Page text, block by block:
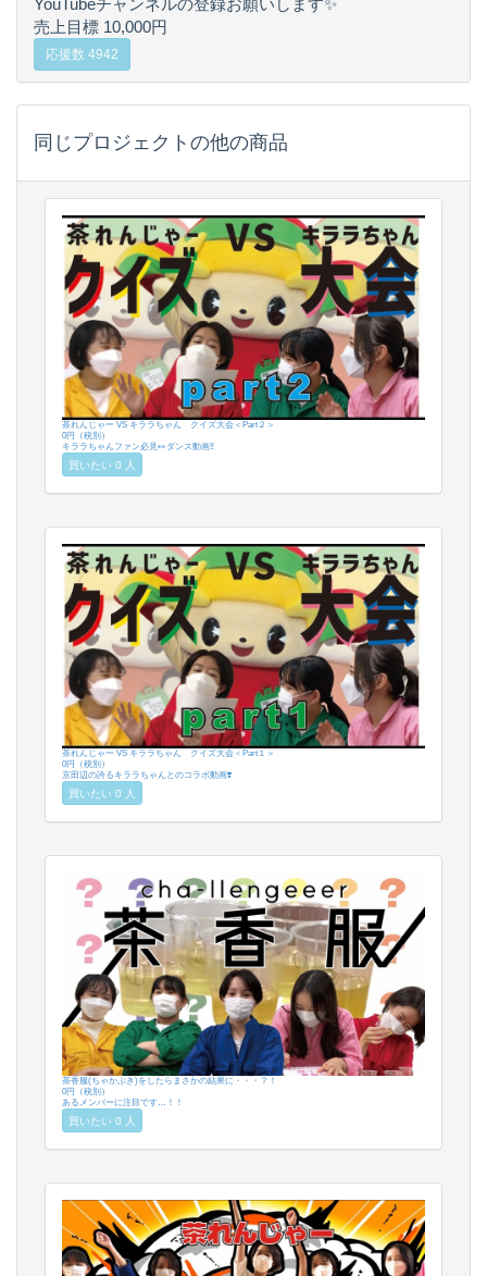
売上目標 10,000円
応援数 4942
同じプロジェクトの他の商品
茶れんじゃー VS キララちゃん クイズ大会＜Part２＞
0円（税別）
キララちゃんファン必見👀ダンス動画‼️
買いたい 0 人
茶れんじゃー VS キララちゃん クイズ大会＜Part１＞
0円（税別）
京田辺の誇るキララちゃんとのコラボ動画❣️
買いたい 0 人
茶香服(ちゃかぶき)をしたらまさかの結果に・・・？！
0円（税別）
あるメンバーに注目です…！！
買いたい 0 人